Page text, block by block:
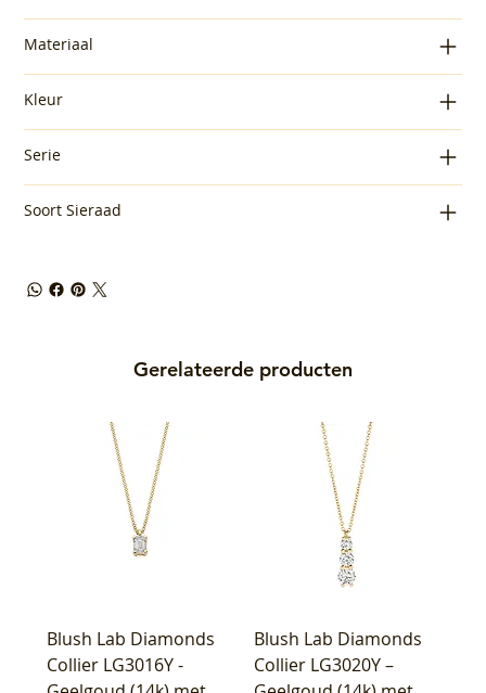
Materiaal
Kleur
Serie
Soort Sieraad
Gerelateerde producten
Blush Lab Diamonds
Collier LG3016Y -
Blush Lab Diamonds
Collier LG3020Y –